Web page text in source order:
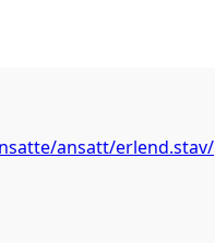
ansatt/erlend.stav/